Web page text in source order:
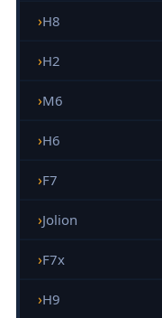
H8
H2
M6
H6
F7
Jolion
F7x
H9